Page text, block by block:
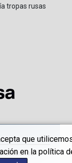
que
en la política
tropas rusas
derechos